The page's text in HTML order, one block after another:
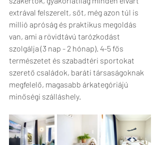
extrával felszerelt, sőt, még azon túl is
millió apróság és praktikus megoldás
van, ami a rövidtávú tarózkodást
szolgálja (3 nap - 2 hónap). 4-5 fős
természetet és szabadtéri sportokat
szerető családok, baráti társaságoknak
megfelelő, magasabb árkategóriájú
minőségi szálláshely.